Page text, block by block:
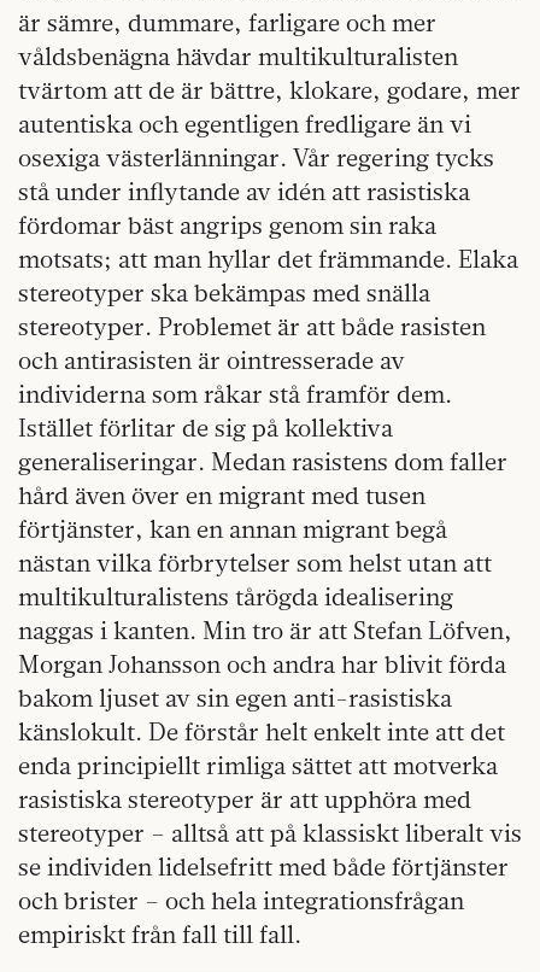
är sämre, dummare, farligare och mer
våldsbenägna hävdar multikulturalisten
tvärtom att de är bättre, klokare, godare, mer
autentiska och egentligen fredligare än vi
osexiga västerlänningar. Vår regering tycks
stå under inflytande av idén att rasistiska
fördomar bäst angrips genom sin raka
motsats; att man hyllar det främmande. Elaka
stereotyper ska bekämpas med snälla
stereotyper. Problemet är att både rasisten
och antirasisten är ointresserade av
individerna som råkar stå framför dem.
Istället förlitar de sig på kollektiva
generaliseringar. Medan rasistens dom faller
hård även över en migrant med tusen
förtjänster, kan en annan migrant begå
nästan vilka förbrytelser som helst utan att
multikulturalistens tårögda idealisering
naggas i kanten. Min tro är att Stefan Löfven,
Morgan Johansson och andra har blivit förda
bakom ljuset av sin egen anti-rasistiska
känslokult. De förstår helt enkelt inte att det
enda principiellt rimliga sättet att motverka
rasistiska stereotyper är att upphöra med
stereotyper – alltså att på klassiskt liberalt vis
se individen lidelsefritt med både förtjänster
och brister – och hela integrationsfrågan
empiriskt från fall till fall.